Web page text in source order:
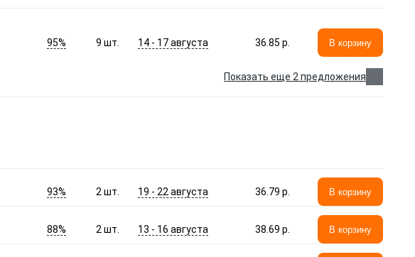
95% 9 шт. 14 - 17 августа 36.85 p. В корзину
Показать еще 2 предложения
93% 2 шт. 19 - 22 августа 36.79 p. В корзину
88% 2 шт. 13 - 16 августа 38.69 p. В корзину